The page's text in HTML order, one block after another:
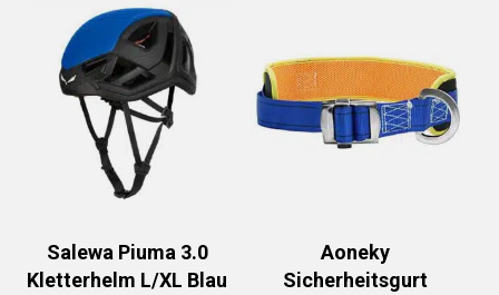
Salewa Piuma 3.0
Kletterhelm L/XL Blau
Aoneky
Sicherheitsgurt